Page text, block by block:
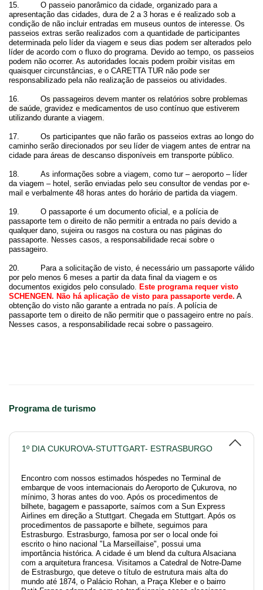
15. O passeio panorâmico da cidade, organizado para a
apresentação das cidades, dura de 2 a 3 horas e é realizado sob a
condição de não incluir entradas em museus ountos de interesse. Os
passeios extras serão realizados com a quantidade de participantes
determinada pelo líder da viagem e seus dias podem ser alterados pelo
líder de acordo com o fluxo do programa. Devido ao tempo, os passeios
podem não ocorrer. As autoridades locais podem proibir visitas em
quaisquer circunstâncias, e o CARETTA TUR não pode ser
responsabilizado pela não realização de passeios ou atividades.
16. Os passageiros devem manter os relatórios sobre problemas
de saúde, gravidez e medicamentos de uso contínuo que estiverem
utilizando durante a viagem.
17. Os participantes que não farão os passeios extras ao longo do
caminho serão direcionados por seu líder de viagem antes de entrar na
cidade para áreas de descanso disponíveis em transporte público.
18. As informações sobre a viagem, como tur – aeroporto – líder
da viagem – hotel, serão enviadas pelo seu consultor de vendas por e-
mail e verbalmente 48 horas antes do horário de partida da viagem.
19. O passaporte é um documento oficial, e a polícia de
passaporte tem o direito de não permitir a entrada no país devido a
qualquer dano, sujeira ou rasgos na costura ou nas páginas do
passaporte. Nesses casos, a responsabilidade recai sobre o
passageiro.
20. Para a solicitação de visto, é necessário um passaporte válido
por pelo menos 6 meses a partir da data final da viagem e os
documentos exigidos pelo consulado. Este programa requer visto
SCHENGEN. Não há aplicação de visto para passaporte verde. A
obtenção do visto não garante a entrada no país. A polícia de
passaporte tem o direito de não permitir que o passageiro entre no país.
Nesses casos, a responsabilidade recai sobre o passageiro.
Programa de turismo
1º DIA CUKUROVA-STUTTGART- ESTRASBURGO
Encontro com nossos estimados hóspedes no Terminal de
embarque de voos internacionais do Aeroporto de Çukurova, no
mínimo, 3 horas antes do voo. Após os procedimentos de
bilhete, bagagem e passaporte, saímos com a Sun Express
Airlines em direção a Stuttgart. Chegada em Stuttgart. Após os
procedimentos de passaporte e bilhete, seguimos para
Estrasburgo. Estrasburgo, famosa por ser o local onde foi
escrito o hino nacional "La Marseillaise", possui uma
importância histórica. A cidade é um blend da cultura Alsaciana
com a arquitetura francesa. Visitamos a Catedral de Notre-Dame
de Estrasburgo, que deteve o título de estrutura mais alta do
mundo até 1874, o Palácio Rohan, a Praça Kleber e o bairro